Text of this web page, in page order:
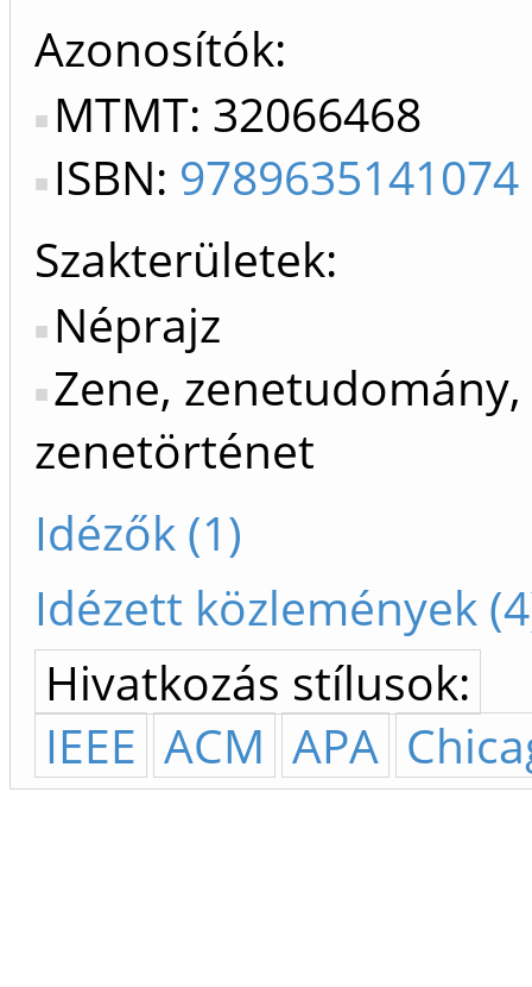
Azonosítók
MTMT: 32066468
ISBN: 9789635141074
Szakterületek:
Néprajz
Zene, zenetudomány,
zenetörténet
Idézők (1)
Idézett közlemények
Hivatkozás stílusok:
IEEE ACM APA